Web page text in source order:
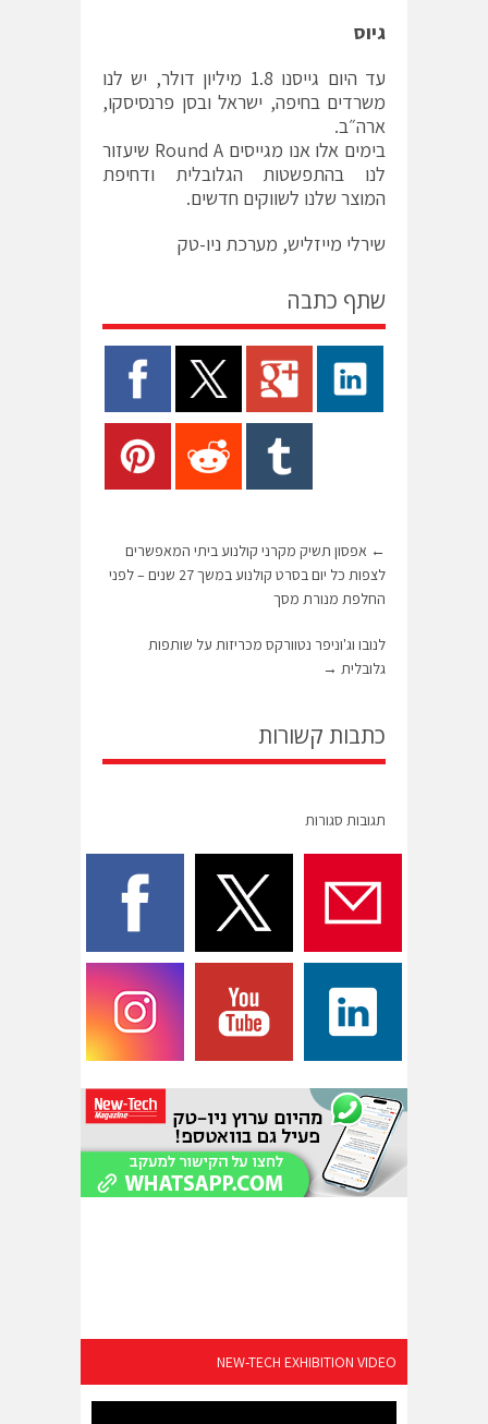
גיוס
עד היום גייסנו 1.8 מיליון דולר, יש לנו
משרדים בחיפה, ישראל ובסן פרנסיסקו,
ארה״ב.
בימים אלו אנו מגייסים Round A שיעזור
לנו בהתפשטות הגלובלית ודחיפת
המוצר שלנו לשווקים חדשים.
שירלי מייזליש, מערכת ניו-טק
שתף כתבה
← אפסון תשיק מקרני קולנוע ביתי המאפשרים
לצפות כל יום בסרט קולנוע במשך 27 שנים – לפני
החלפת מנורת מסך
לנובו וג'וניפר נטוורקס מכריזות על שותפות
גלובלית →
כתבות קשורות
תגובות סגורות
NEW-TECH EXHIBITION VIDEO